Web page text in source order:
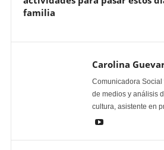
familia
Carolina
Comunicadora Social
de medios y análisis
cultura, asistente en